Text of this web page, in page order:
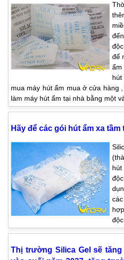
để
mua máy hút ẩm mua ở cửa hàng
làm máy hút ẩm tại nhà bằng một
Hãy để các gói hút ẩm xa tầm
hút
Thị trường Silica Gel sẽ